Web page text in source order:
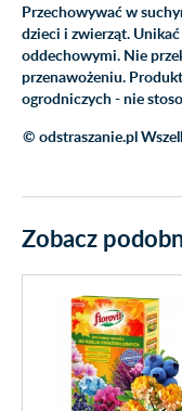
Przechowywać w
dzieci i zwierząt.
oddechowymi. Nie
przenawożeniu.
ogrodniczych - nie
© odstraszanie.pl
Zobacz